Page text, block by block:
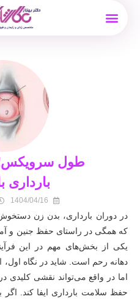
طول سرویکس؛
بارداری
1404/04/16
در دوران بارداری، بدن زن
که همگی در راستای حفظ جنین و
یکی از بخش‌های مهم در این
دهانه رحم است. شاید در نگاه اول،
اما در واقع می‌تواند نقشی
حفظ سلامت بارداری ایفا کند. اگر